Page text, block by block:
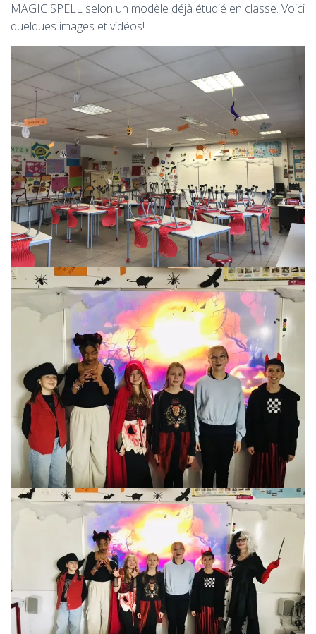
MAGIC SPELL selon un modèle déjà étudié en classe. Voici
quelques images et vidéos!